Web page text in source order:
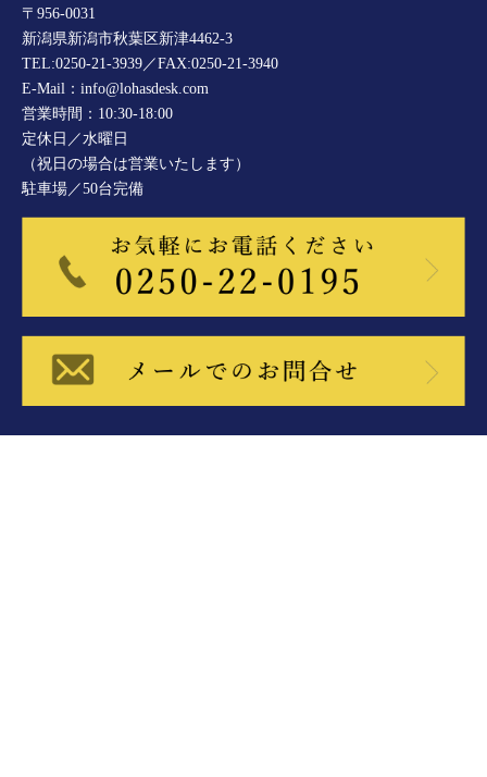
〒956-0031
新潟県新潟市秋葉区新津4462-3
TEL:0250-21-3939／FAX:0250-21-3940
E-Mail：info@lohasdesk.com
営業時間：10:30-18:00
定休日／水曜日
（祝日の場合は営業いたします）
駐車場／50台完備